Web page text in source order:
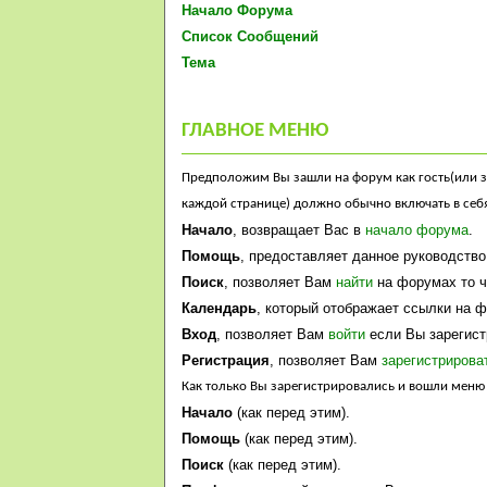
Начало Форума
Список Сообщений
Тема
ГЛАВНОЕ МЕНЮ
Предположим Вы зашли на форум как гость(или
каждой странице) должно обычно включать в
Начало, возвращает Вас в начало форума.
Помощь, предоставляет данное
Поиск, позволяет Вам найтина форумах то
Календарь, который отображает ссылки на
Вход, позволяет Вам войтиесли Вы
Регистрация , позволяет Вам
Как только Вы зарегистрировались и вошли
Начало(как перед этим).
Помощь(как перед этим).
Поиск(как перед этим).